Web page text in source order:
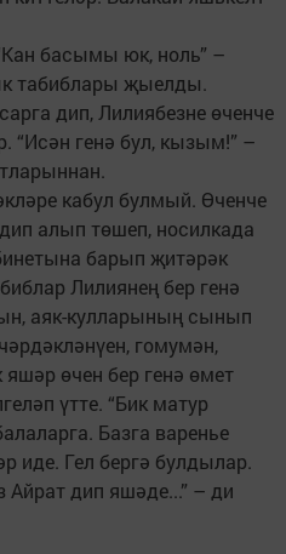
басымы юк, ноль” –
табиблары җыелды.
дип, Лилиябезне өченче
“Исән генә бул, кызым!” –
кабул булмый. Өченче
алып төшеп, носилкада
барып җитәрәк
Лилиянең бер генә
аяк-кулларының сынып
гомумән,
яшәр өчен бер генә өмет
үтте. “Бик матур
Базга варенье
иде. Гел бергә булдылар.
Айрат дип яшәде...” – ди